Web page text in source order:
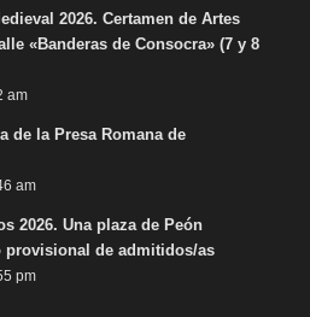
2026. Certamen de Artes
«Banderas de Consocra» (7 y 8
am
de la Presa Romana de
am
2026. Una plaza de Peón
provisional de admitidos/as
pm